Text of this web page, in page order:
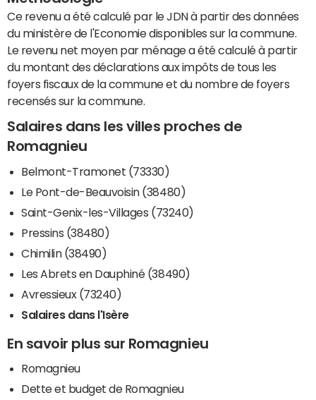
Ce revenu a été calculé par le JDN à partir des données
du ministère de l'Economie disponibles sur la commune.
Le revenu net moyen par ménage a été calculé à partir
du montant des déclarations aux impôts de tous les
foyers fiscaux de la commune et du nombre de foyers
recensés sur la commune.
Salaires dans les villes proches de
Romagnieu
Belmont-Tramonet (73330)
Le Pont-de-Beauvoisin (38480)
Saint-Genix-les-Villages (73240)
Pressins (38480)
Chimilin (38490)
Les Abrets en Dauphiné (38490)
Avressieux (73240)
Salaires dans l'Isère
En savoir plus sur Romagnieu
Romagnieu
Dette et budget de Romagnieu